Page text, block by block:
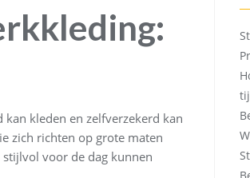
kleden en zelfverzekerd kan
zich richten op grote maten
voor de dag kunnen